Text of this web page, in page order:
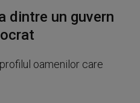
dintre un guvern
oamenilor care